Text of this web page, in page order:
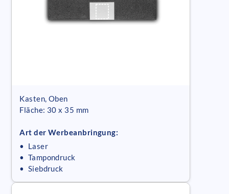
Kasten, Oben
Fläche: 30 x 35 mm
Art der Werbeanbringung:
• Laser
• Tampondruck
• Siebdruck